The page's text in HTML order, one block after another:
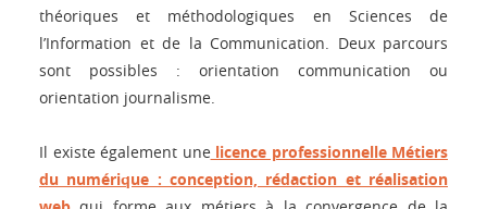
théoriques et méthodologiques en Sciences de
l’Information et de la Communication. Deux parcours
sont possibles : orientation communication ou
orientation journalisme.
Il existe également unelicence professionnelle Métiers
du numérique : conception, rédaction et réalisation